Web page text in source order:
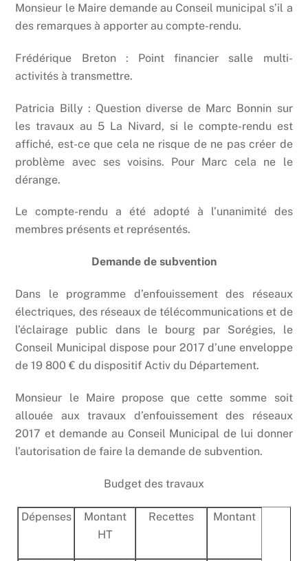
Monsieur le Maire demande au Conseil municipal s’il a
des remarques à apporter au compte-rendu.
Frédérique Breton : Point financier salle multi-
activités à transmettre.
Patricia Billy : Question diverse de Marc Bonnin sur
les travaux au 5 La Nivard, si le compte-rendu est
affiché, est-ce que cela ne risque de ne pas créer de
problème avec ses voisins. Pour Marc cela ne le
dérange.
Le compte-rendu a été adopté à l’unanimité des
membres présents et représentés.
Demande de subvention
Dans le programme d’enfouissement des réseaux
électriques, des réseaux de télécommunications et de
l’éclairage public dans le bourg par Sorégies, le
Conseil Municipal dispose pour 2017 d’une enveloppe
de 19 800 € du dispositif Activ du Département.
Monsieur le Maire propose que cette somme soit
allouée aux travaux d’enfouissement des réseaux
2017 et demande au Conseil Municipal de lui donner
l’autorisation de faire la demande de subvention.
Budget des travaux
Dépenses
Montant
HT
Recettes Montant